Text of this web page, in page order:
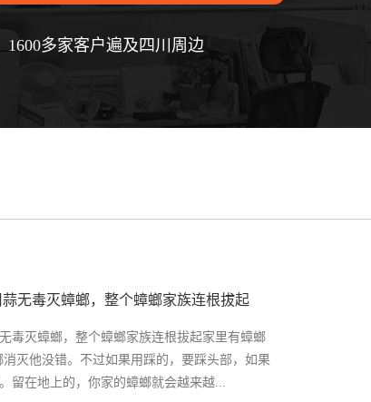
1600多家客户遍及四川周边
无毒灭蟑螂，整个蟑螂家族连根拔起
毒灭蟑螂，整个蟑螂家族连根拔起家里有蟑螂
灭他没错。不过如果用踩的，要踩头部，如果
留在地上的，你家的蟑螂就会越来越...